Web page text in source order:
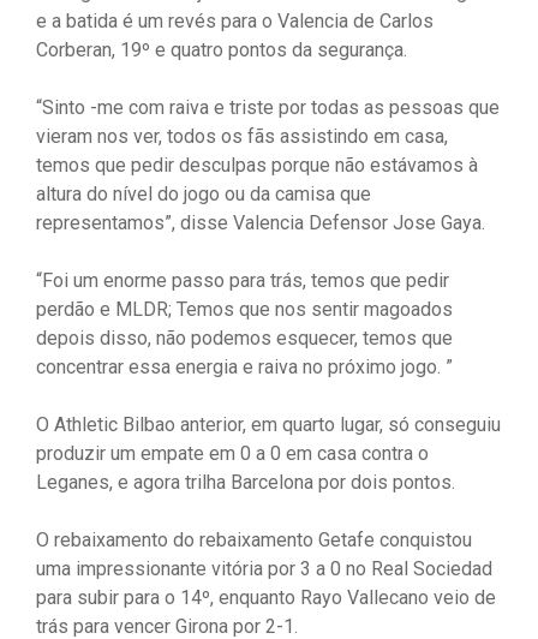
e a batida é um revés para o Valencia de Carlos
Corberan, 19º e quatro pontos da segurança.
“Sinto -me com raiva e triste por todas as pessoas que
vieram nos ver, todos os fãs assistindo em casa,
temos que pedir desculpas porque não estávamos à
altura do nível do jogo ou da camisa que
representamos”, disse Valencia Defensor Jose Gaya.
“Foi um enorme passo para trás, temos que pedir
perdão e MLDR; Temos que nos sentir magoados
depois disso, não podemos esquecer, temos que
concentrar essa energia e raiva no próximo jogo. ”
O Athletic Bilbao anterior, em quarto lugar, só conseguiu
produzir um empate em 0 a 0 em casa contra o
Leganes, e agora trilha Barcelona por dois pontos.
O rebaixamento do rebaixamento Getafe conquistou
uma impressionante vitória por 3 a 0 no Real Sociedad
para subir para o 14º, enquanto Rayo Vallecano veio de
trás para vencer Girona por 2-1.